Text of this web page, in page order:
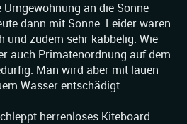
an die Sonne
dann mit Sonne. Leider waren
und zudem sehr kabbelig. Wie
auch Primatenordnung auf dem
Man wird aber mit lauen
Wasser entschädigt.
herrenloses Kiteboard